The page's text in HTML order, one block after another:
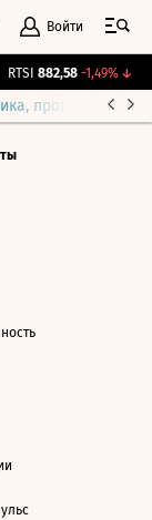
Войти
RTSI 882,58 -1,49%↓
прогнозы